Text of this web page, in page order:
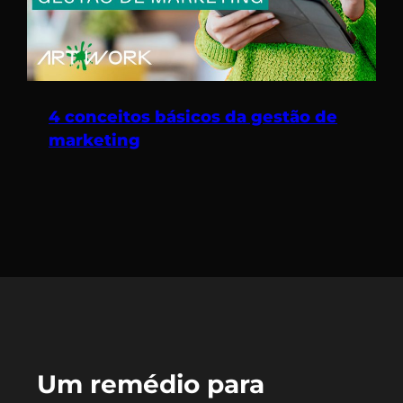
4 conceitos básicos da gestão de
marketing
Um remédio para